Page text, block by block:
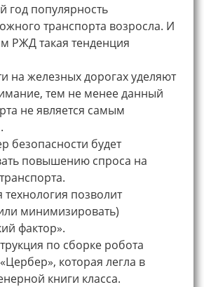
год популярность
транспорта возросла. И
РЖД такая тенденция
на железных дорогах уделяют
тем не менее данный
не является самым
безопасности будет
повышению спроса на
технология позволит
минимизировать)
фактор».
по сборке робота
которая легла в
книги класса.